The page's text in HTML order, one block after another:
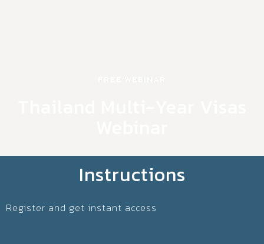
FREE WEBINAR
Instructions
Register and get instant access